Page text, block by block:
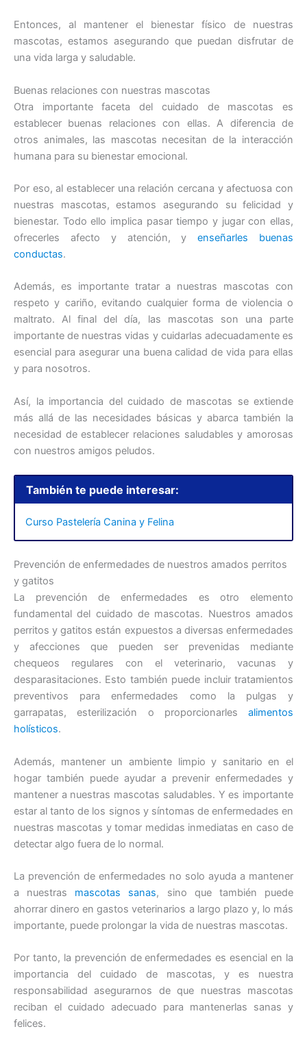
Entonces, al mantener el bienestar físico de nuestras
mascotas, estamos asegurando que puedan disfrutar de
una vida larga y saludable.
Buenas relaciones con nuestras mascotas
Otra importante faceta del cuidado de mascotas es
establecer buenas relaciones con ellas. A diferencia de
otros animales, las mascotas necesitan de la interacción
humana para su bienestar emocional.
Por eso, al establecer una relación cercana y afectuosa con
nuestras mascotas, estamos asegurando su felicidad y
bienestar. Todo ello implica pasar tiempo y jugar con ellas,
ofrecerles afecto y atención, yenseñarles buenas
conductas.
Además, es importante tratar a nuestras mascotas con
respeto y cariño, evitando cualquier forma de violencia o
maltrato. Al final del día, las mascotas son una parte
importante de nuestras vidas y cuidarlas adecuadamente es
esencial para asegurar una buena calidad de vida para ellas
y para nosotros.
Así, la importancia del cuidado de mascotas se extiende
más allá de las necesidades básicas y abarca también la
necesidad de establecer relaciones saludables y amorosas
con nuestros amigos peludos.
También te puede interesar:
Curso Pastelería Canina y Felina
Prevención de enfermedades de nuestros amados perritos
y gatitos
La prevención de enfermedades es otro elemento
fundamental del cuidado de mascotas. Nuestros amados
perritos y gatitos están expuestos a diversas enfermedades
y afecciones que pueden ser prevenidas mediante
chequeos regulares con el veterinario, vacunas y
desparasitaciones. Esto también puede incluir tratamientos
preventivos para enfermedades como la pulgas y
garrapatas, esterilización o proporcionarles alimentos
holísticos.
Además, mantener un ambiente limpio y sanitario en el
hogar también puede ayudar a prevenir enfermedades y
mantener a nuestras mascotas saludables. Y es importante
estar al tanto de los signos y síntomas de enfermedades en
nuestras mascotas y tomar medidas inmediatas en caso de
detectar algo fuera de lo normal.
La prevención de enfermedades no solo ayuda a mantener
a nuestras mascotas sanas, sino que también puede
ahorrar dinero en gastos veterinarios a largo plazo y, lo más
importante, puede prolongar la vida de nuestras mascotas.
Por tanto, la prevención de enfermedades es esencial en la
importancia del cuidado de mascotas, y es nuestra
responsabilidad asegurarnos de que nuestras mascotas
reciban el cuidado adecuado para mantenerlas sanas y
felices.